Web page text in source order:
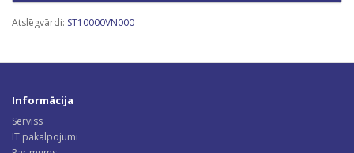
Atslēgvārdi: ST10000VN000
Informācija
Serviss
IT pakalpojumi